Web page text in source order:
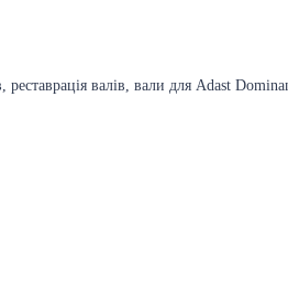
валів, вали для Adast